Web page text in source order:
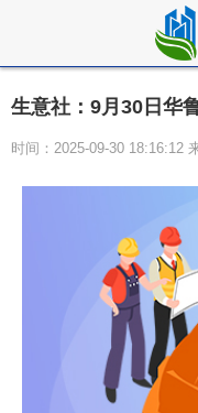
生意社：9月30日华
时间：2025-09-30 18:16:12